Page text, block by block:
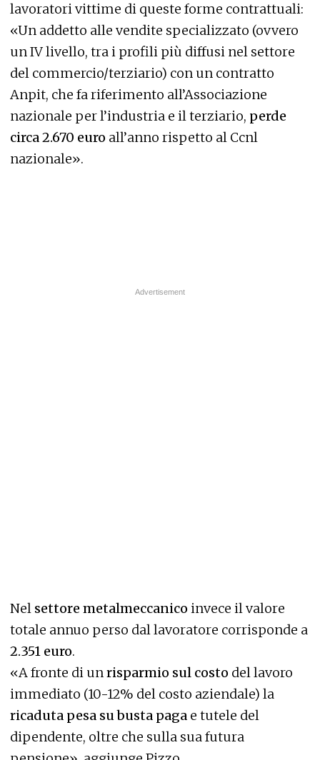
lavoratori vittime di queste forme contrattuali:
«Un addetto alle vendite specializzato (ovvero
un IV livello, tra i profili più diffusi nel settore
del commercio/terziario) con un contratto
Anpit, che fa riferimento all’Associazione
nazionale per l’industria e il terziario, perde
circa 2.670 euro all’anno rispetto al Ccnl
nazionale».
Nel settore metalmeccanico invece il valore
totale annuo perso dal lavoratore corrisponde a
2.351 euro.
«A fronte di unrisparmio sul costo del lavoro
immediato (10-12% del costo aziendale) la
ricaduta pesa su busta paga e tutele del
dipendente, oltre che sulla sua futura